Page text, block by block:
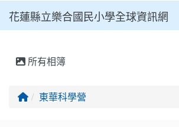
花蓮縣立樂合國民小學全球資訊網
所有相簿
回首頁
東華科學營